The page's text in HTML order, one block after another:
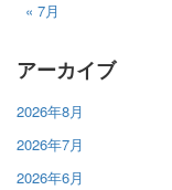
« 7月
アーカイブ
2026年8月
2026年7月
2026年6月